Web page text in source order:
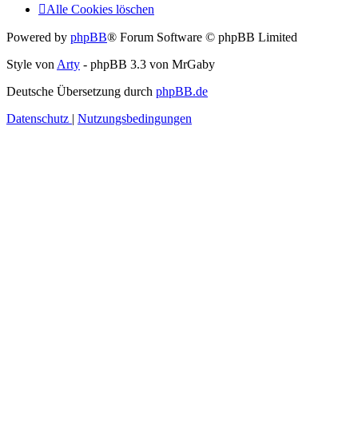
Alle Cookies löschen
Powered by phpBB® Forum Software © phpBB Limited
Style von Arty - phpBB 3.3 von MrGaby
Deutsche Übersetzung durch phpBB.de
Datenschutz | Nutzungsbedingungen